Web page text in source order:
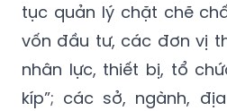
tục quản lý chặt chẽ
vốn đầu tư, các đơn vị
nhân lực, thiết bị, tổ
kíp”; các sở, ngành,